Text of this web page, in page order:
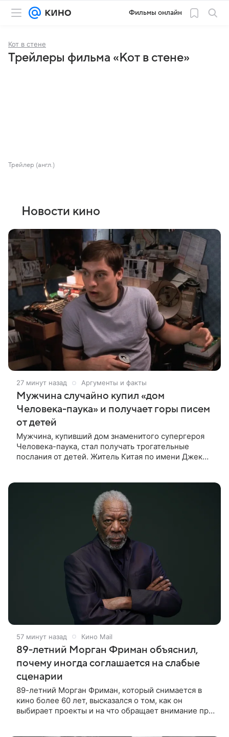
Фильмы онлайн
Кот в стене
Трейлеры фильма «Кот в стене»
Трейлер (англ.)
Новости кино
27 минут назад Аргументы и факты
Мужчина случайно купил «дом
Человека-паука» и получает горы писем
от детей
Мужчина, купивший дом знаменитого супергероя
Человека-паука, стал получать трогательные
послания от детей. Житель Китая по имени Джек
57 минут назад Кино Mail
89-летний Морган Фриман объяснил,
почему иногда соглашается на слабые
сценарии
89-летний Морган Фриман, который снимается в
кино более 60 лет, высказался о том, как он
выбирает проекты и на что обращает внимание при